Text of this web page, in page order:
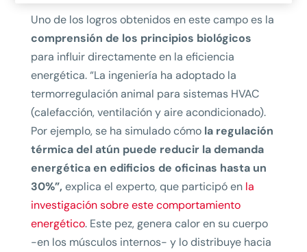
Uno de los logros obtenidos en este campo es la
comprensión de los principios biológicos
para influir directamente en la eficiencia
energética. “La ingeniería ha adoptado la
termorregulación animal para sistemas HVAC
(calefacción, ventilación y aire acondicionado).
Por ejemplo, se ha simulado cómo la regulación
térmica del atún puede reducir la demanda
energética en edificios de oficinas hasta un
30%”, explica el experto, que participó en la
investigación sobre este comportamiento
energético. Este pez, genera calor en su cuerpo
-en los músculos internos- y lo distribuye hacia